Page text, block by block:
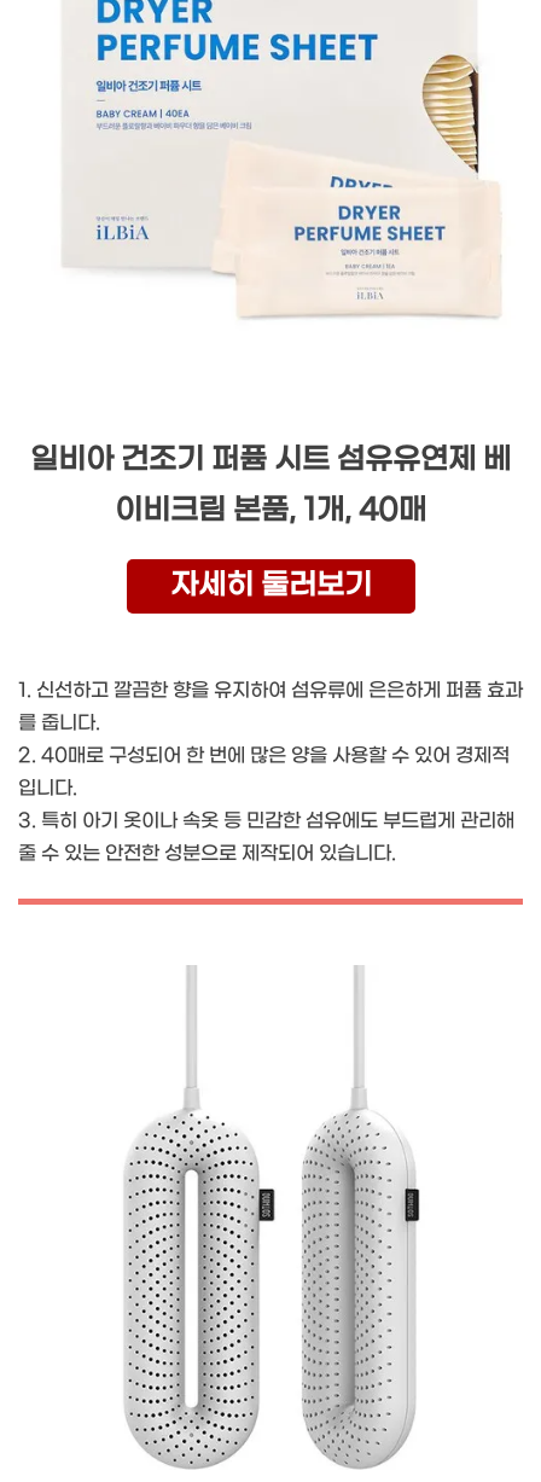
일비아 건조기 퍼퓸 시트 섬유유연제 베
이비크림 본품, 1개, 40매
자세히 둘러보기
1. 신선하고 깔끔한 향을 유지하여 섬유류에 은은하게 퍼퓸 효과
를 줍니다.
2. 40매로 구성되어 한 번에 많은 양을 사용할 수 있어 경제적
입니다.
3. 특히 아기 옷이나 속옷 등 민감한 섬유에도 부드럽게 관리해
줄 수 있는 안전한 성분으로 제작되어 있습니다.